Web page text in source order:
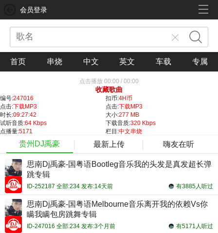
会员登录
首页 串烧 中文 英文 车载 专属
点击播放 00:00 / 00:00
收藏歌曲
编号:247016 扣币:4H币
点击:下载MP3 点击:下载MP3
时长:09:27:42 大小:277 MB
试听音质:64 Kbps 下载音质:320 Kbps
点播量:5171 栏目:中文串烧
贵州DJ禹豪 最新上传 嗨友在听
思南Dj禹豪-国粤语Bootleg音乐我的头发是真发超长弹
跳专辑
有3885人听过
ID-252187 全部:234 发布:14天前
思南Dj禹豪-国粤语Melbourne音乐离开我的依赖Vs你
瞒我瞒包房跳舞专辑
有5171人听过
ID-247016 全部:234 发布:3个月前